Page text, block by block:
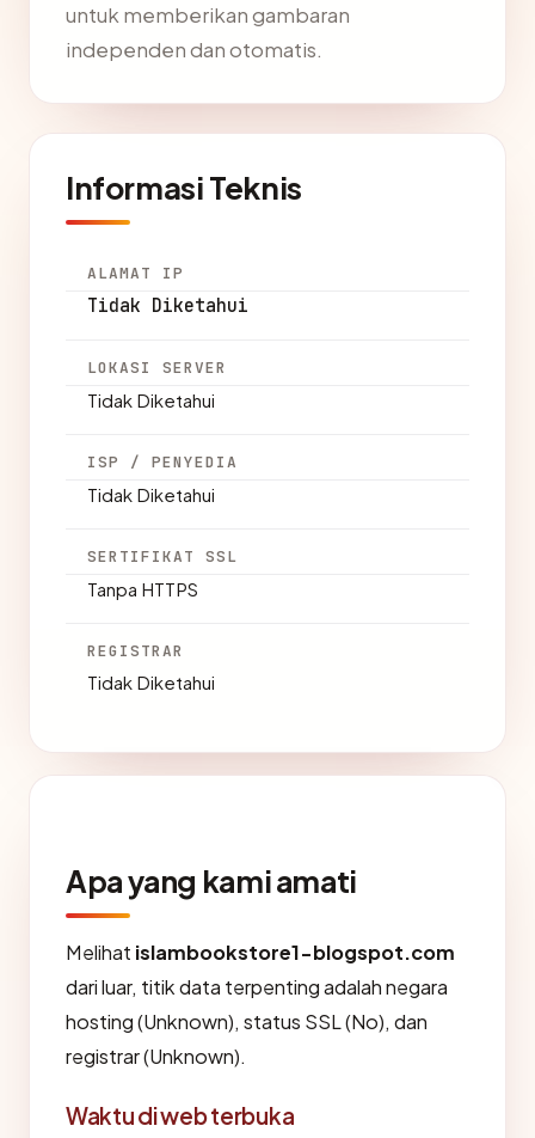
untuk memberikan gambaran
independen dan otomatis.
Informasi Teknis
ALAMAT IP
Tidak Diketahui
LOKASI SERVER
Tidak Diketahui
ISP / PENYEDIA
Tidak Diketahui
SERTIFIKAT SSL
Tanpa HTTPS
REGISTRAR
Tidak Diketahui
Apa yang kami amati
Melihat islambookstore1-blogspot.com
dari luar, titik data terpenting adalah negara
hosting (Unknown), status SSL (No), dan
registrar (Unknown).
Waktu di web terbuka